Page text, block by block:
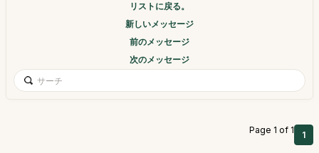
リストに戻る。
新しいメッセージ
前のメッセージ
次のメッセージ
Page 1 of 1 1